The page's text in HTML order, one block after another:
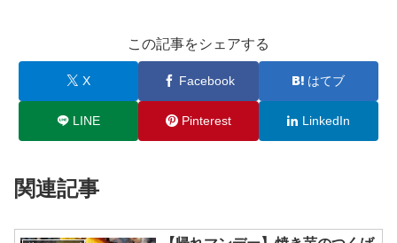
この記事をシェアする
X Facebook はてブ
LINE Pinterest LinkedIn
関連記事